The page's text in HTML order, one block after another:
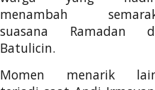
menambah
suasana Ramadan
Batulicin.
Momen menarik